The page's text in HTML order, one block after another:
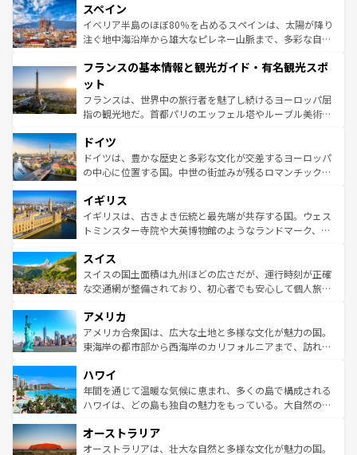
ろん、トスカーナの美しい田園風景やアマルフィ海岸の絶
景など、自然景観も見逃せない。観光の合間には、本場の
ピザやパスタなど、絶品のイタリア料理を堪能することも
ませてくれるイタリアで、忘れられない旅をしてみよう！
なお、新着のイタリア情報は
しい。
スペイン
イベリア半島のほぼ80％を占めるスペインは、太陽が降り
注ぐ地中海沿岸から雄大なピレネー山脈まで、多彩な自然
文化が根付くこの国では、情熱的なフラメンコ、熱気あふ
れる闘牛、そして美味しいタパスが生活の一部となってい
る。首都マドリードの洗練された雰囲気や、バルセロナの
アートに溢れた街角から、地方では古代ローマ遺跡や中世
せる。地方によって風土や気候が異なるスペインはその個
性で訪れる人を魅了する。 なお、新着のスペイン情報は コ
ンテンツ一覧を参照してほしい。
フランスの基本情報と観光ガイド・有名観光スポ
ット
フランスは、世界中の旅行者を魅了し続けるヨーロッパ屈
指の観光地だ。首都パリのエッフェル塔やルーブル美術館
で、幅広い魅力が詰まっている。華麗な宮殿、歴史的な大
聖堂、美しいビーチ、そして豊かな自然が、訪れる者を心
から魅了する。また、フランスは美食の国としても知ら
いる。シャンパンの発祥地であるランス、プロヴァンスの
香り高いラベンダー畑など、多彩な楽しみ方が可能だ。さ
らに、パリ以外の地域にも魅力が溢れており、どの街角に
れる地方に足を運ぶとそれぞれで全く異なる文化を体験で
きるだろう。 なお、新着のフランス情報はコンテンツ一覧
を参照してほしい。
ドイツ
ドイツは、豊かな歴史と多彩な文化が交差するヨーロッパ
の中心に位置する国。中世の街並みが残るロマンチック街
顔を持つこの国は、どこを歩いても飽きることがない。ベ
ルリンの文化的活気、バイエルン州のアルプスの絶景、そ
してライン川沿いのワイン畑といった風景は必見。ビール
は、お酒好きな人にはぜひ体験してほしい。 なお、新着の
ドイツ情報はコンテンツ一覧を参照してほしい。
イギリス
イギリスは、古きよき伝統と最先端が共存する国。ウェス
トミンスター寺院や大英博物館のようなランドマーク、歴
リアごとに異なる魅力がある。また、優雅なアフタヌーン
ティー、ビール好きにはたまらない英国パブ、サッカー観
戦など、本場だからこそできる体験も豊富。イギリスを旅
ンツ一覧を参照してほしい。
スイス
スイスの国土面積は九州ほどの広さだが、運行時刻が正確
な交通網が整備されており、初心者でも安心して個人旅行
の建物がそのまま残る町や、スイスならではのユニークな
博物館もあり、アルプス観光だけでなく町歩きも満喫する
ことができる。国民の所得が高いため物価も高いが、旅行
ば市内交通費無料で観光を楽しむこともできる。 なお、新
着のスイス情報はコンテンツ一覧 を参照してほしい。
アメリカ
アメリカ合衆国は、広大な土地と多様な文化が魅力の国。
東海岸の都市部から西海岸のカリフォルニアまで、訪れる
のような巨大都市は、観光、ショッピング、エンターテイ
ンメントが詰まった刺激的なスポットだ。一方、アメリカ
西部には大自然が広がり、グランドキャニオンやイエロー
部のニューオーリンズでは、音楽と美食が融合した独特の
文化が魅力。旅行者はアメリカの各地域で異なる魅力を楽
ハワイ
年間を通じて温暖な気候に恵まれ、多くの島で構成される
ハワイは、どの島も独自の魅力をもっている。大自然の神
ワイ島は見逃せない。また、定番の観光地といえばオアフ
島だが、静かな自然を求めるならマウイ島やカウアイ島が
オーストラリア
オーストラリアは、壮大な自然と多様な文化が魅力の国。